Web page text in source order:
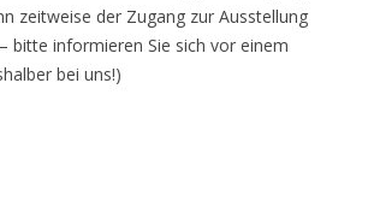
zeitweise der Zugang zur Ausstellung
bitte informieren Sie sich vor einem
bei uns!)